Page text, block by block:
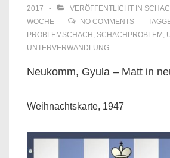
2017
VERÖFFENTLICHT IN
WOCHE
NO COMMENTS
PROBLEMSCHACH , SCHACHPROBLEM ,
UNTERVERWANDLUNG
Neukomm, Gyula – Matt in
Weihnachtskarte, 1947